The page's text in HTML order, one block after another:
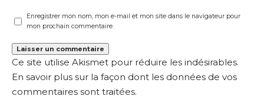
Enregistrer mon nom, mon e-mail et mon site dans le navigateur pour
mon prochain commentaire.
Ce site utilise Akismet pour réduire les indésirables.
En savoir plus sur la façon dont les données de vos
commentaires sont traitées.